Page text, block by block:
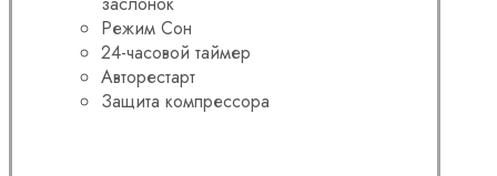
Режим Сон
24-часовой таймер
Авторестарт
Защита компрессора